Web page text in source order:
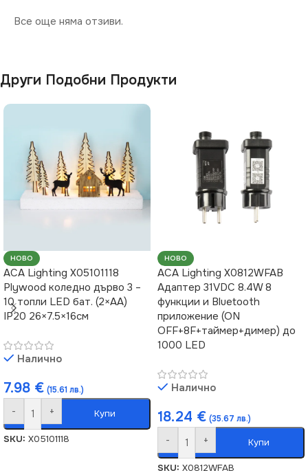
Все още няма отзиви.
Други Подобни Продукти
НОВО
ACA Lighting X05101118
Plywood коледно дърво 3 –
10 топли LED бат. (2×AA)
IP20 26×7.5×16см
Налично
7.98 € (15.61 лв.)
- + Купи
SKU: X05101118
НОВО
ACA Lighting X0812WFAB
Адаптер 31VDC 8.4W 8
функции и Bluetooth
приложение (ON
OFF+8F+таймер+димер) до
1000 LED
Налично
18.24 € (35.67 лв.)
- + Купи
SKU: X0812WFAB